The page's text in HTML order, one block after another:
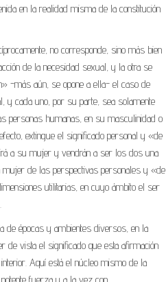
en la realidad misma de la constitución
no corresponde, sino más bien
de la necesidad sexual, y la otra se
-más aún, se opone a ella- el caso de
y cada uno, por su parte, sea solamente
personas humanas, en su masculinidad o
extingue el significado personal y «de
a su mujer y vendrán a ser los dos una
mujer de las perspectivas personales y «de
utilitarias, en cuyo ámbito el ser
de épocas y ambientes diversos, en la
de vista el significado que esta afirmación
Aquí está el núcleo mismo de la
fuerza y a la vez con